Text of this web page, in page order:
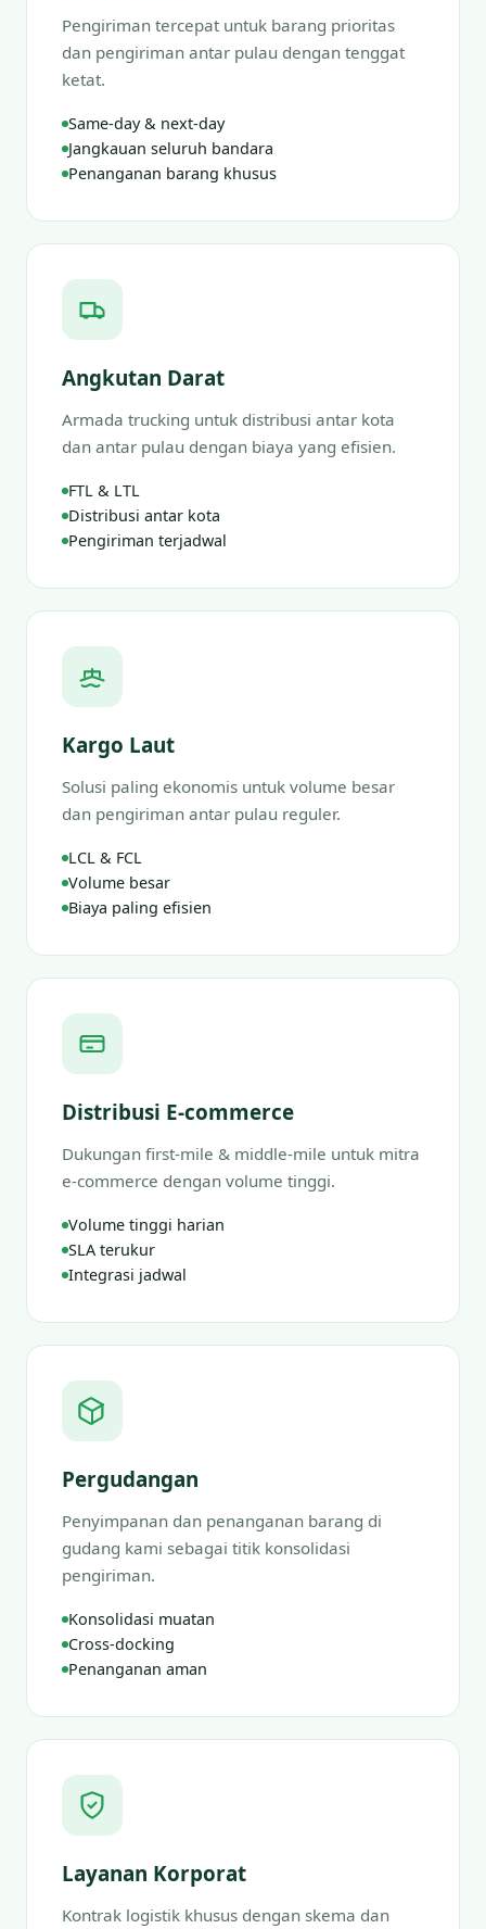
Pengiriman tercepat untuk barang prioritas
dan pengiriman antar pulau dengan tenggat
ketat.
Same-day & next-day
Jangkauan seluruh bandara
Penanganan barang khusus
Angkutan Darat
Armada trucking untuk distribusi antar kota
dan antar pulau dengan biaya yang efisien.
FTL & LTL
Distribusi antar kota
Pengiriman terjadwal
Kargo Laut
Solusi paling ekonomis untuk volume besar
dan pengiriman antar pulau reguler.
LCL & FCL
Volume besar
Biaya paling efisien
Distribusi E-commerce
Dukungan first-mile & middle-mile untuk mitra
e-commerce dengan volume tinggi.
Volume tinggi harian
SLA terukur
Integrasi jadwal
Pergudangan
Penyimpanan dan penanganan barang di
gudang kami sebagai titik konsolidasi
pengiriman.
Konsolidasi muatan
Cross-docking
Penanganan aman
Layanan Korporat
Kontrak logistik khusus dengan skema dan